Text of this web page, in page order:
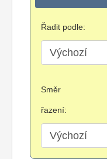
Řadit podle:
Směr
řazení: